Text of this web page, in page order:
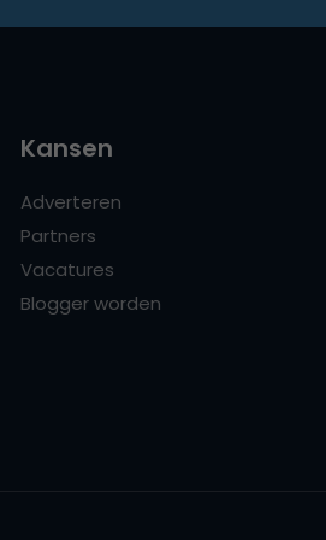
Kansen
Adverteren
Partners
Vacatures
Blogger worden